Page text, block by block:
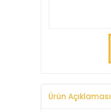
Ürün Açıklaması